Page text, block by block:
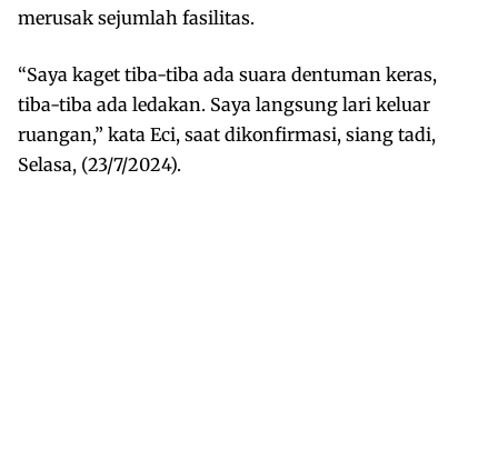
merusak sejumlah fasilitas.
“Saya kaget tiba-tiba ada suara dentuman keras,
tiba-tiba ada ledakan. Saya langsung lari keluar
ruangan,” kata Eci, saat dikonfirmasi, siang tadi,
Selasa, (23/7/2024).